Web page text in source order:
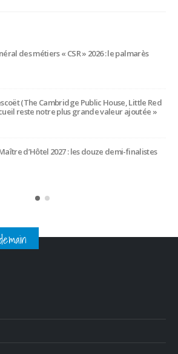
et Elsa Jeanvoine à la tête de
du George V à Paris
meilleur sommelier du monde, part à la retraite
50 ans de service
à l’Oceania de Quimper, Gilles Léost fait ses
40 ans de services